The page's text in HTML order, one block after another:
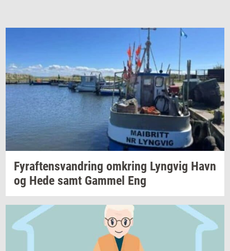
Fyraf­tensvan­dring om­kring Lyng­vig Havn
og Hede samt Gam­mel Eng